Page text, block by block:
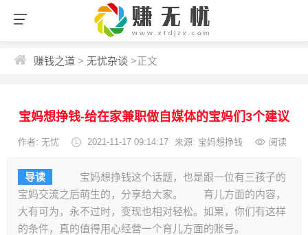
赚钱之道 > 无忧杂谈 >正文
宝妈想挣钱-给在家兼职做自媒体的宝妈们3个建议
作者: 无忧 2021-11-17 09:14:17 来源: 宝妈想挣钱 阅读
导读
宝妈想挣钱这个话题，也是跟一位有三孩子的
宝妈交流之后萌生的，分享给大家。 育儿方面的内容，
大有可为，永不过时，变现也相对轻松。如果，你们有这样
的条件，真的值得用心经营一个育儿方面的账号。